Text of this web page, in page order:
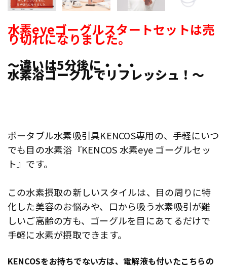
水素eyeゴーグルスタートセットは売
り切れになりました。
～違いは5分後に・・・
水素浴ゴーグルでリフレッシュ！～
ポータブル水素吸引具KENCOS専用の、手軽にいつ
でも目の水素浴『KENCOS 水素eye ゴーグルセッ
ト』です。
この水素摂取の新しいスタイルは、目の周りに特
化した美容のお悩みや、口から吸う水素吸引が難
しいご高齢の方も、ゴーグルを目にあてるだけで
手軽に水素が摂取できます。
KENCOSをお持ちでない方は、電解液も付いたこちらの